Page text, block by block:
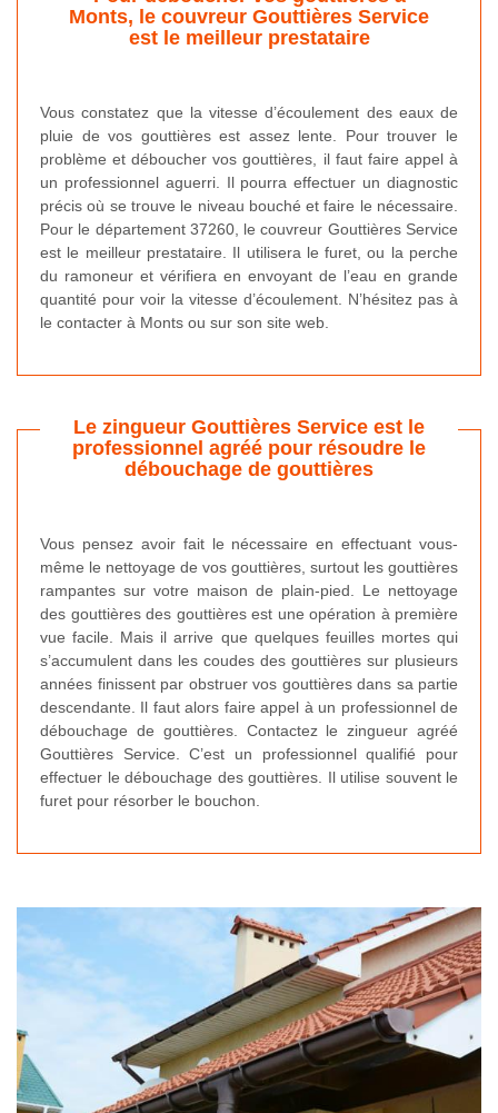
Monts, le couvreur Gouttières Service
est le meilleur prestataire
Vous constatez que la vitesse d’écoulement des eaux de
pluie de vos gouttières est assez lente. Pour trouver le
problème et déboucher vos gouttières, il faut faire appel à
un professionnel aguerri. Il pourra effectuer un diagnostic
précis où se trouve le niveau bouché et faire le nécessaire.
Pour le département 37260, le couvreur Gouttières Service
est le meilleur prestataire. Il utilisera le furet, ou la perche
du ramoneur et vérifiera en envoyant de l’eau en grande
quantité pour voir la vitesse d’écoulement. N’hésitez pas à
le contacter à Monts ou sur son site web.
Le zingueur Gouttières Service est le
professionnel agréé pour résoudre le
débouchage de gouttières
Vous pensez avoir fait le nécessaire en effectuant vous-
même le nettoyage de vos gouttières, surtout les gouttières
rampantes sur votre maison de plain-pied. Le nettoyage
des gouttières des gouttières est une opération à première
vue facile. Mais il arrive que quelques feuilles mortes qui
s’accumulent dans les coudes des gouttières sur plusieurs
années finissent par obstruer vos gouttières dans sa partie
descendante. Il faut alors faire appel à un professionnel de
débouchage de gouttières. Contactez le zingueur agréé
Gouttières Service. C’est un professionnel qualifié pour
effectuer le débouchage des gouttières. Il utilise souvent le
furet pour résorber le bouchon.